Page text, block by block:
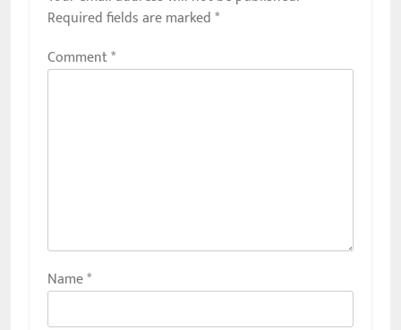
Required fields are marked*
Comment*
Name*